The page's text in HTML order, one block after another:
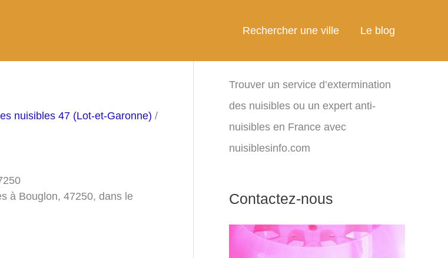
Rechercher une ville Le blog
nuisibles 47 (Lot-et-Garonne) /
à Bouglon, 47250, dans le
Trouver un service d’extermination
des nuisibles ou un expert anti-
nuisibles en France avec
nuisiblesinfo.com
Contactez-nous